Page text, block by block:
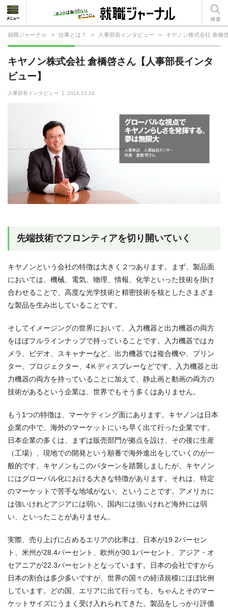
就職ジャーナル > 仕事とは？ > 人事部長インタビュー > キヤノン株式会社 倉橋
キヤノン株式会社 倉橋啓さん【人事部長インタ
ビュー】
人事部長インタビュー 2014.12.24
先端技術でフロンティアを切り開いていく
キヤノンという会社の特徴は大きく２つあります。まず、製品面
においては、機械、電気、物理、情報、化学といった技術を掛け
合わせることで、高度な光学技術と精密技術を核としたさまざま
な製品を生み出していることです。
そしてイメージングの世界において、入力機器と出力機器の両方
をほぼフルラインナップで持っていることです。入力機器ではカ
メラ、ビデオ、スキャナーなど、出力機器では複合機や、プリン
ター、プロジェクター、4Ｋディスプレーなどです。入力機器と出
力機器の両方を持っていることに加えて、静止画と動画の両方の
技術があるという企業は、世界でもそう多くはありません。
もう1つの特徴は、マーケティング面にあります。キヤノンは日本
企業の中で、海外のマーケットにいち早く出て行った企業です。
日本企業の多くは、まずは販売部門が拠点を設け、その後に生産
（工場）、現地での開発という順番で海外進出をしていくのが一
般的です。キヤノンもこのパターンを踏襲しましたが、キヤノン
にはグローバル化における大きな特徴があります。それは、特定
のマーケットで苦手な地域がない、ということです。アメリカに
は強いけれどアジアには弱い、国内には強いけれど海外には弱
い、といったことがありません。
実際、売り上げに占めるエリアの比率は、日本が19.2パーセン
ト、米州が28.4パーセント、欧州が30.1パーセント、アジア・オ
セアニアが22.3パーセントとなっています。日本の会社ですから
日本の割合は多少多いですが、世界の国々の経済規模にほぼ比例
しています。どの国、エリアに出て行っても、ちゃんとそのマー
ケットサイズにうまく受け入れられてきた。製品をしっかり評価
就活相談
就活ノウハウ
仕事の選び方・ヒント
就活コラム